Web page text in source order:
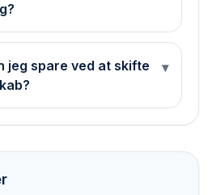
jeg spare ved at skifte
▾